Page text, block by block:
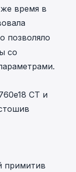
время в
позволяло
со
CT и
примитив